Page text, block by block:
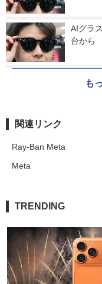
AIグラ
台から
も
関連リンク
Ray-Ban Meta
Meta
TRENDING